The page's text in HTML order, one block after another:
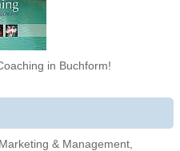
in Buchform!
& Management,